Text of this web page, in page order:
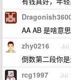
AA AB 是啥意思
zhy0216 Jul
倒数第二段你
rcg1997 Jul